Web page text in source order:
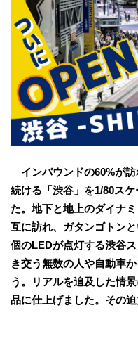
インバウンドの60%が訪
続ける「渋谷」を1/80ス
た。地下と地上のダイナ
互に訪れ、ガタンゴトン
個のLEDが点灯する渋谷
き交う無数の人や自動車
う。リアルを追及した情
品に仕上げました。その